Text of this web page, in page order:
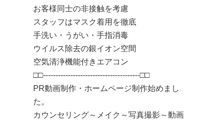
お客様同士の非接触を考慮
スタッフはマスク着用を徹底
手洗い・うがい・手指消毒
ウイルス除去の銀イオン空間
空気清浄機能付きエアコン
□□---------------------------------------□□
PR動画制作・ホームページ制作始めまし
た。
カウンセリング～メイク～写真撮影～動画